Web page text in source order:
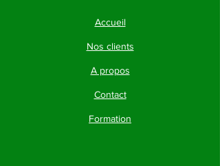
Accueil
Nos clients
A propos
Contact
Formation